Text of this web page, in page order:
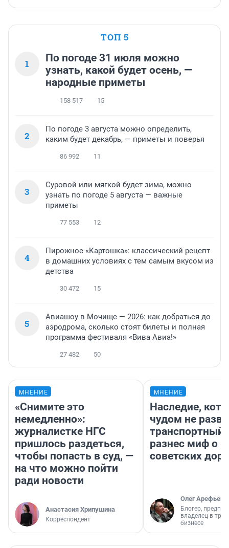
ТОП 5
1
По погоде 31 июля можно
узнать, какой будет осень, —
народные приметы
158 517 15
2
По погоде 3 августа можно определить,
каким будет декабрь, — приметы и поверья
86 992 11
3
Суровой или мягкой будет зима, можно
узнать по погоде 5 августа — важные
приметы
77 553 12
4
Пирожное «Картошка»: классический рецепт
в домашних условиях с тем самым вкусом из
детства
30 472 15
5
Авиашоу в Мочище — 2026: как добраться до
аэродрома, сколько стоят билеты и полная
программа фестиваля «Вива Авиа!»
27 482 50
МНЕНИЕ
«Снимите это
немедленно»:
журналистке НГС
пришлось раздеться,
чтобы попасть в суд, —
на что можно пойти
ради новости
Анастасия Хрипушина
Корреспондент
МНЕНИЕ
Наследие,
чудом не
транспортный
разнес миф о
советских
Олег Арефьев
Блогер,
владелец в
бизнесе